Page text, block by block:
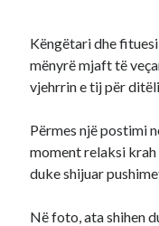
Këngëtari dhe fituesi
mënyrë mjaft të
vjehrrin e tij për
Përmes një postimi
moment relaksi
duke shijuar
Në foto, ata shihen